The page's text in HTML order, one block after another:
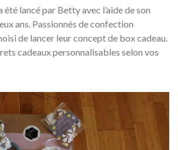
été lancé par Betty avec l’aide de son
ans. Passionnés de confection
de lancer leur concept de box cadeau.
cadeaux personnalisables selon vos